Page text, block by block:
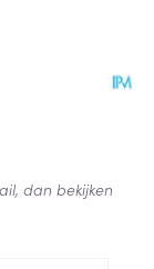
dan bekijken